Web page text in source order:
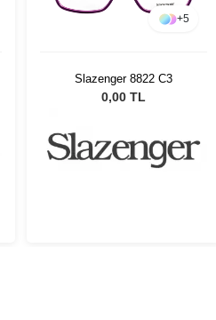
+5
Slazenger 8822 C3
0,00 TL